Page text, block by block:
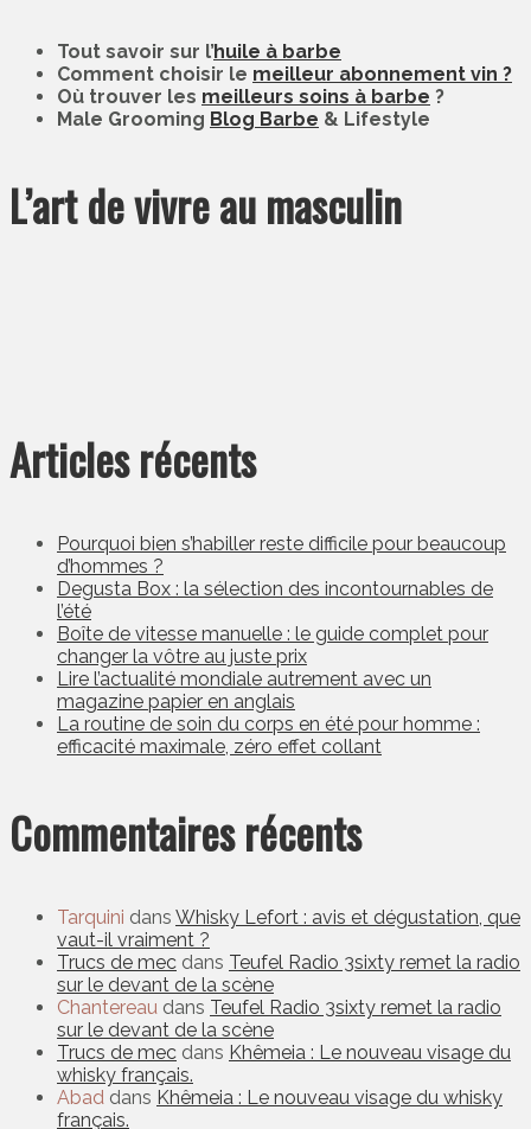
Tout savoir sur l’huile à barbe
Comment choisir le meilleur abonnement vin ?
Où trouver les meilleurs soins à barbe ?
Male Grooming Blog Barbe & Lifestyle
L’art de vivre au masculin
Articles récents
Pourquoi bien s’habiller reste difficile pour beaucoup
d’hommes ?
Degusta Box : la sélection des incontournables de
l’été
Boîte de vitesse manuelle : le guide complet pour
changer la vôtre au juste prix
Lire l’actualité mondiale autrement avec un
magazine papier en anglais
La routine de soin du corps en été pour homme :
efficacité maximale, zéro effet collant
Commentaires récents
Tarquini dans Whisky Lefort : avis et dégustation, que
vaut-il vraiment ?
Trucs de mec dans Teufel Radio 3sixty remet la radio
sur le devant de la scène
Chantereau dans Teufel Radio 3sixty remet la radio
sur le devant de la scène
Trucs de mec dans Khêmeia : Le nouveau visage du
whisky français.
Abad dans Khêmeia : Le nouveau visage du whisky
français.